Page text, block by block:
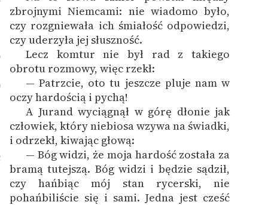
zbrojnymi Niemcami: nie wiadomo było,
czy rozgniewała ich śmiałość odpowiedzi,
czy uderzyła jej słuszność.
Lecz komtur nie był rad z takiego
obrotu rozmowy, więc rzekł:
— Patrzcie, oto tu jeszcze pluje nam w
oczy hardością i pychą!
A Jurand wyciągnął w górę dłonie jak
człowiek, który niebiosa wzywa na świadki,
i odrzekł, kiwając głową:
— Bóg widzi, że moja hardość została za
bramą tutejszą. Bóg widzi i będzie sądził,
czy hańbiąc mój stan rycerski, nie
pohańbiliście się i sami. Jedna jest cześć